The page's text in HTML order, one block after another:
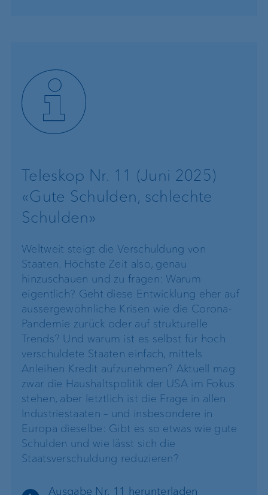
Teleskop Nr. 11 (Juni 2025)
«Gute Schulden, schlechte
Schulden»
Weltweit steigt die Verschuldung von
Staaten. Höchste Zeit also, genau
hinzuschauen und zu fragen: Warum
eigentlich? Geht diese Entwicklung eher auf
aussergewöhnliche Krisen wie die Corona-
Pandemie zurück oder auf strukturelle
Trends? Und warum ist es selbst für hoch
verschuldete Staaten einfach, mittels
Anleihen Kredit aufzunehmen? Aktuell mag
zwar die Haushaltspolitik der USA im Fokus
stehen, aber letztlich ist die Frage in allen
Industriestaaten – und insbesondere in
Europa dieselbe: Gibt es so etwas wie gute
Schulden und wie lässt sich die
Staatsverschuldung reduzieren?
Ausgabe Nr. 11 herunterladen